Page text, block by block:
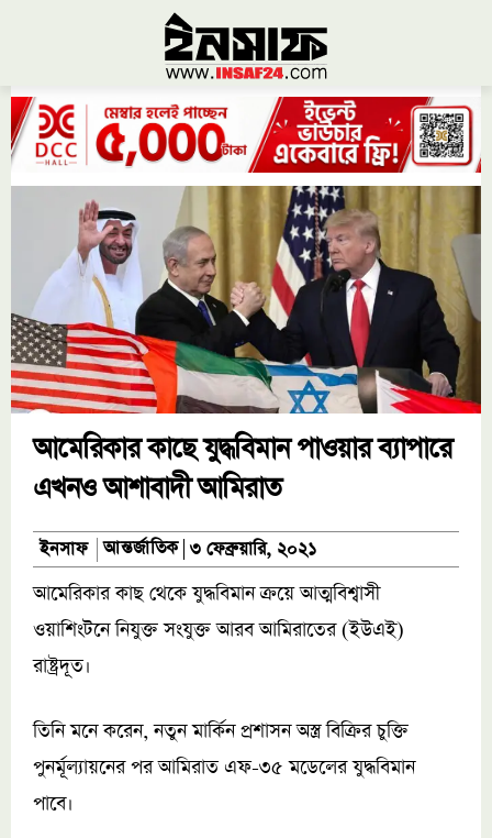
আমেরিকার কাছে যুদ্ধবিমান পাওয়ার ব্যাপারে
এখনও আশাবাদী আমিরাত
ইনসাফ আন্তর্জাতিক ৩ ফেব্রুয়ারি, ২০২১
আমেরিকার কাছ থেকে যুদ্ধবিমান ক্রয়ে আত্মবিশ্বাসী
ওয়াশিংটনে নিযুক্ত সংযুক্ত আরব আমিরাতের (ইউএই)
রাষ্ট্রদূত।
তিনি মনে করেন, নতুন মার্কিন প্রশাসন অস্ত্র বিক্রির চুক্তি
পুনর্মূল্যায়নের পর আমিরাত এফ-৩৫ মডেলের যুদ্ধবিমান
পাবে।